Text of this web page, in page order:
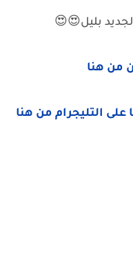
بليل😍😍
من هنا
على التليجرام من هنا